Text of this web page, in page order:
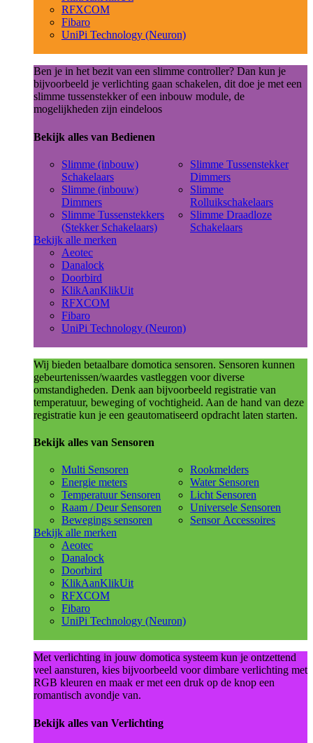
RFXCOM
Fibaro
UniPi Technology (Neuron)
Ben je in het bezit van een slimme controller? Dan kun je
bijvoorbeeld je verlichting gaan schakelen, dit doe je met een
slimme tussenstekker of een inbouw module, de
mogelijkheden zijn eindeloos
Bekijk alles van Bedienen
Slimme (inbouw)
Schakelaars
Slimme (inbouw)
Dimmers
Slimme Tussenstekkers
(Stekker Schakelaars)
Slimme Tussenstekker
Dimmers
Slimme
Rolluikschakelaars
Slimme Draadloze
Schakelaars
Bekijk alle merken
Aeotec
Danalock
Doorbird
KlikAanKlikUit
RFXCOM
Fibaro
UniPi Technology (Neuron)
Wij bieden betaalbare domotica sensoren. Sensoren kunnen
gebeurtenissen/waardes vastleggen voor diverse
omstandigheden. Denk aan bijvoorbeeld registratie van
temperatuur, beweging of vochtigheid. Aan de hand van deze
registratie kun je een geautomatiseerd opdracht laten starten.
Bekijk alles van Sensoren
Multi Sensoren
Energie meters
Temperatuur Sensoren
Raam / Deur Sensoren
Bewegings sensoren
Rookmelders
Water Sensoren
Licht Sensoren
Universele Sensoren
Sensor Accessoires
Bekijk alle merken
Aeotec
Danalock
Doorbird
KlikAanKlikUit
RFXCOM
Fibaro
UniPi Technology (Neuron)
Met verlichting in jouw domotica systeem kun je ontzettend
veel aansturen, kies bijvoorbeeld voor dimbare verlichting met
RGB kleuren en maak er met een druk op de knop een
romantisch avondje van.
Bekijk alles van Verlichting